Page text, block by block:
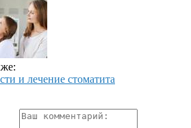
и лечение стоматита